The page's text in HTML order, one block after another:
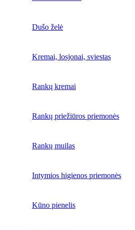
Dušo želė
Kremai, losjonai, sviestas
Rankų kremai
Rankų priežiūros priemonės
Rankų muilas
Intymios higienos priemonės
Kūno pienelis